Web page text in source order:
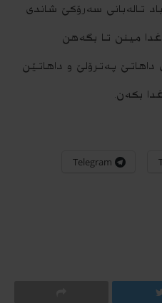
تاله‌بانى سه‌رۆكێ شاندى
مینن تا بگه‌هن
په‌ترۆلێ و داهاتێن
بكه‌ن.
Telegram